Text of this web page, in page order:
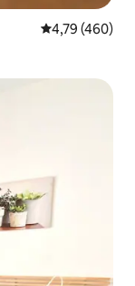
4,79 af 5 í
4,79 (460)